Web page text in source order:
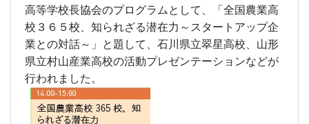
高等学校長協会のプログラムとして、「全国農業高
校３６５校、知られざる潜在力～スタートアップ企
業との対話～」と題して、石川県立翠星高校、山形
県立村山産業高校の活動プレゼンテーションなどが
行われました。